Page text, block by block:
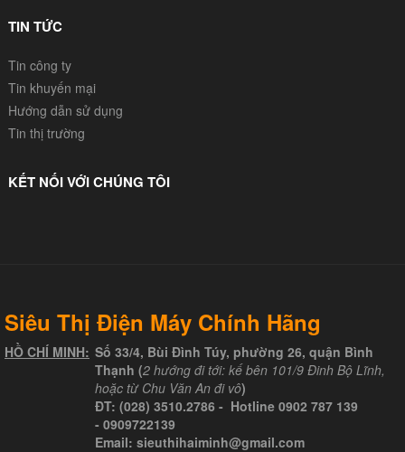
TIN TỨC
Tin công ty
Tin khuyến mại
Hướng dẫn sử dụng
Tin thị trường
KẾT NỐI VỚI CHÚNG TÔI
Siêu Thị Điện Máy Chính Hãng
HỒ CHÍ MINH: Số 33/4, Bùi Đình Túy, phường 26, quận Bình
Thạnh (2 hướng đi tới: kế bên 101/9 Đinh Bộ Lĩnh,
hoặc từ Chu Văn An đi vô)
ĐT: (028) 3510.2786 - Hotline 0902 787 139
- 0909722139
Email: sieuthihaiminh@gmail.com